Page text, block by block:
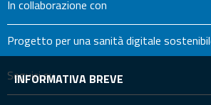
In collaborazione con
Progetto per una sanità digitale
Seguici su
INFORMATIVA BREVE